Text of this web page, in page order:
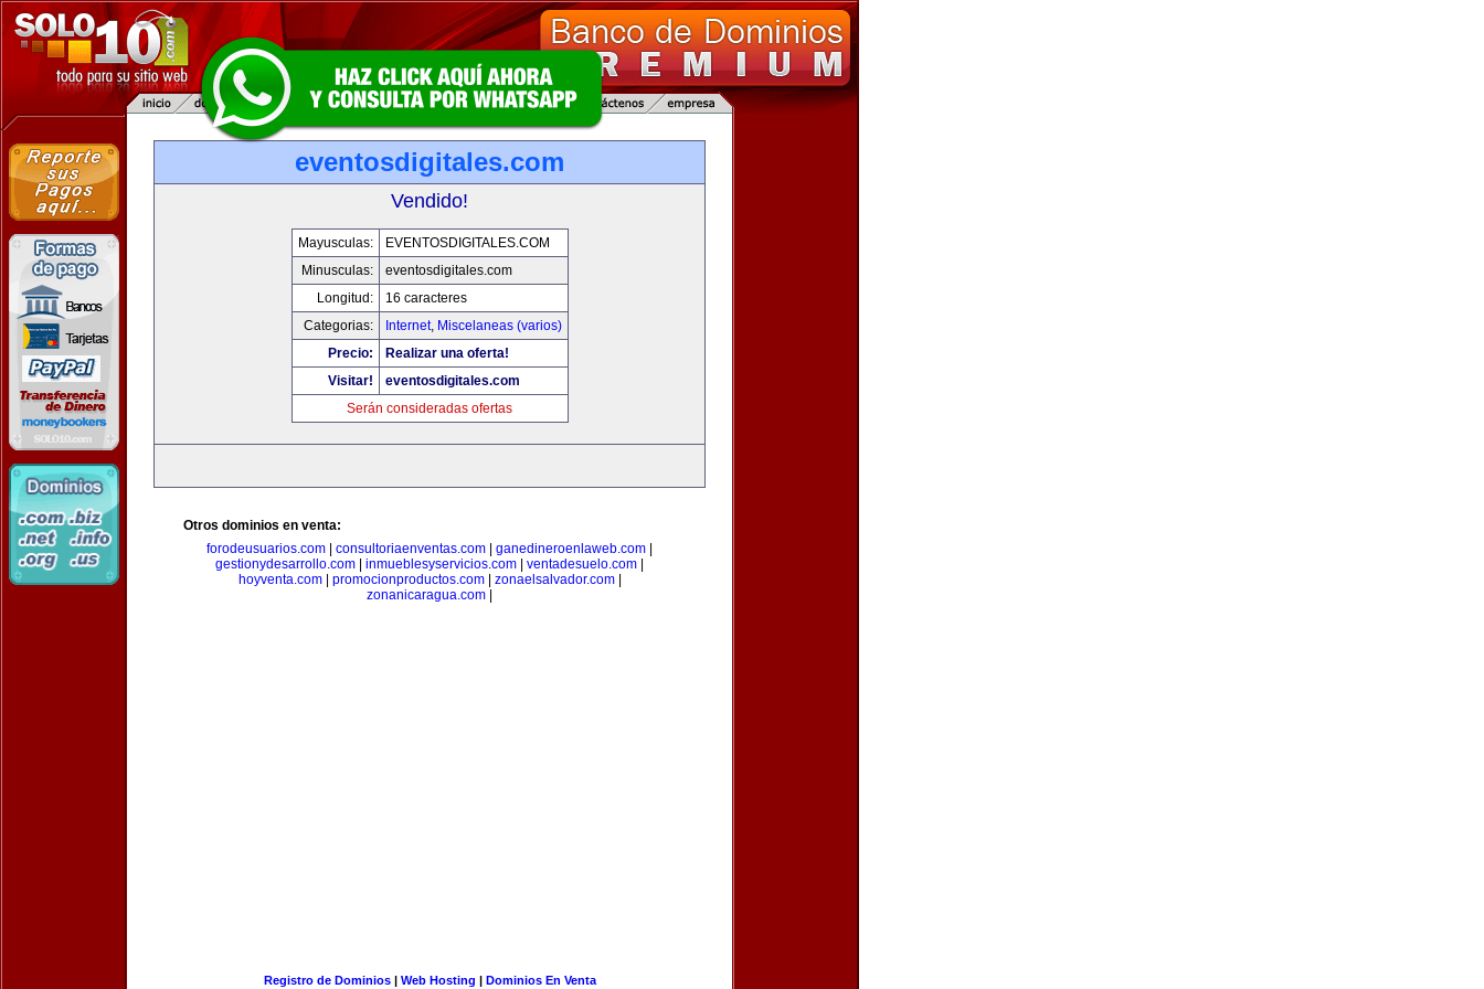
eventosdigitales.com
Vendido!
Mayusculas:
EVENTOSDIGITALES.COM
Minusculas:
eventosdigitales.com
Longitud:
16 caracteres
Categorias:
Internet, Miscelaneas (varios)
Precio:
Realizar una oferta!
Visitar!
eventosdigitales.com
Serán consideradas ofertas
Otros dominios en venta:
forodeusuarios.com
consultoriaenventas.com ganedineroenlaweb.com
gestionydesarrollo.com
inmueblesyservicios.com ventadesuelo.com
hoyventa.com| promocionproductos.com| zonaelsalvador.com|
zonanicaragua.com
Registro de Dominios| Web Hosting | Dominios En Venta